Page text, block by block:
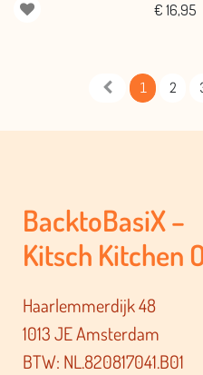
€ 16,95
1 2
BacktoBasiX –
Kitsch Kitchen
Haarlemmerdijk 48
1013 JE Amsterdam
BTW: NL.820817041.B01